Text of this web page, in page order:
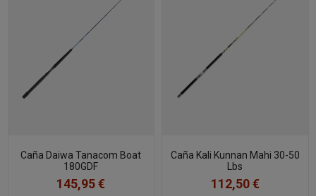
Caña Daiwa Tanacom Boat
180GDF
145,95 €
Caña Kali Kunnan Mahi 30-50
Lbs
112,50 €